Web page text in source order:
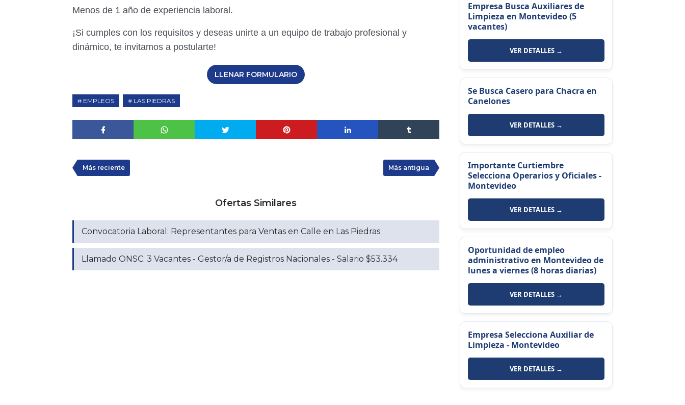
Menos de 1 año de experiencia laboral.
¡Si cumples con los requisitos y deseas unirte a un equipo de trabajo profesional y
dinámico, te invitamos a postularte!
LLENAR FORMULARIO
EMPLEOS LAS PIEDRAS
Más reciente Más antigua
Ofertas Similares
Convocatoria Laboral: Representantes para Ventas en Calle en Las Piedras
Llamado ONSC: 3 Vacantes - Gestor/a de Registros Nacionales - Salario $53.334
Empresa Busca Auxiliares de
Limpieza en Montevideo (5
vacantes)
VER DETALLES →
Se Busca Casero para Chacra en
Canelones
VER DETALLES →
Importante Curtiembre
Selecciona Operarios y Oficiales -
Montevideo
VER DETALLES →
Oportunidad de empleo
administrativo en Montevideo de
lunes a viernes (8 horas diarias)
VER DETALLES →
Empresa Selecciona Auxiliar de
Limpieza - Montevideo
VER DETALLES →